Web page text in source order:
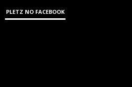
PLETZ NO FACEBOOK